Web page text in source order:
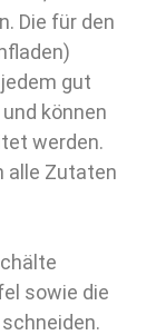
Die für den
gut
können
werden.
alle Zutaten
sowie die